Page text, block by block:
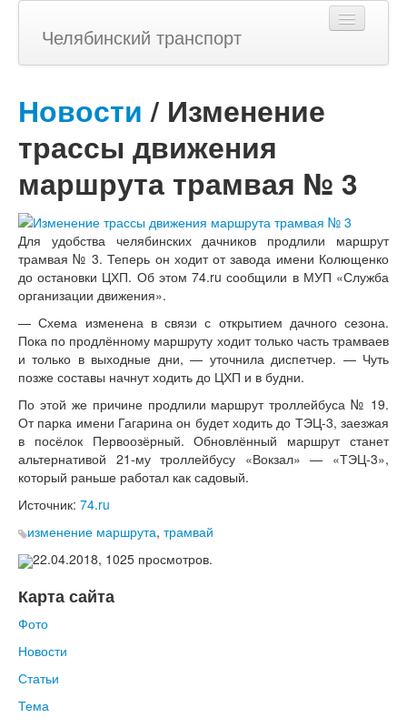
Челябинский транспорт
Фото
Статьи
Темы
История
Контакты
Новости / Изменение
трассы движения
маршрута трамвая № 3
Для удобства челябинских дачников продлили маршрут
трамвая № 3. Теперь он ходит от завода имени Колющенко
до остановки ЦХП. Об этом 74.ru сообщили в МУП «Служба
организации движения».
— Схема изменена в связи с открытием дачного сезона.
Пока по продлённому маршруту ходит только часть трамваев
и только в выходные дни, — уточнила диспетчер. — Чуть
позже составы начнут ходить до ЦХП и в будни.
По этой же причине продлили маршрут троллейбуса № 19.
От парка имени Гагарина он будет ходить до ТЭЦ-3, заезжая
в посёлок Первоозёрный. Обновлённый маршрут станет
альтернативой 21-му троллейбусу «Вокзал» — «ТЭЦ-3»,
который раньше работал как садовый.
Источник: 74.ru
изменение маршрута, трамвай
22.04.2018, 1025 просмотров.
Карта сайта
Фото
Новости
Статьи
Тема